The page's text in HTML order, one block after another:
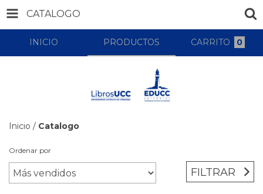
CATALOGO
INICIO PRODUCTOS CARRITO 0
Inicio / Catalogo
Ordenar por
FILTRAR